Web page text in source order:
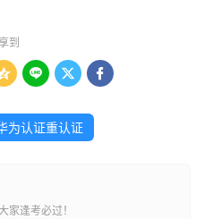
到
  
为认证重认证
家逢考必过！